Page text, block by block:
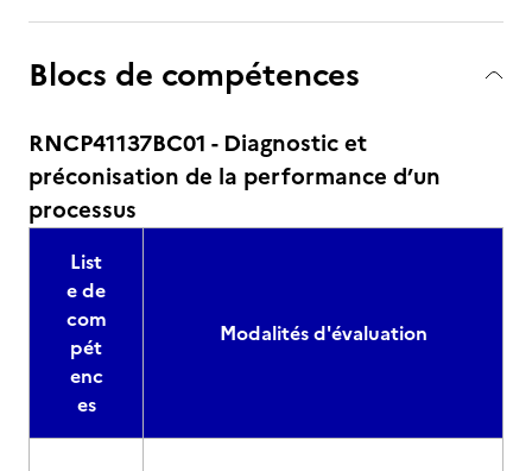
Blocs de compétences
RNCP41137BC01 - Diagnostic et
préconisation de la performance d’un
processus
List
e de
com
pét
enc
es
Modalités d'évaluation